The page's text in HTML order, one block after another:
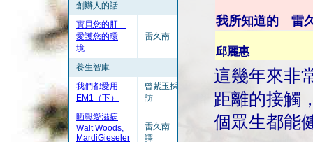
創辦人的話
寶貝您的肝
愛護您的環
境
雷久南
養生智庫
我們都愛用
EM1（下）
曾紫玉採
訪
晒與愛滋病
Walt Woods,
MardiGieseler
雷久南
譯
我所知道的 雷
邱麗惠
這幾年來非
距離的接觸
個眾生都能